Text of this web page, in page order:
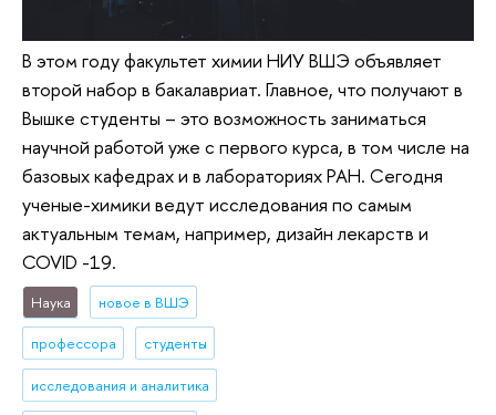
В этом году факультет химии НИУ ВШЭ объявляет
второй набор в бакалавриат. Главное, что получают в
Вышке студенты – это возможность заниматься
научной работой уже с первого курса, в том числе на
базовых кафедрах и в лабораториях РАН. Сегодня
ученые-химики ведут исследования по самым
актуальным темам, например, дизайн лекарств и
COVID -19.
Наука новое в ВШЭ
профессора студенты
исследования и аналитика